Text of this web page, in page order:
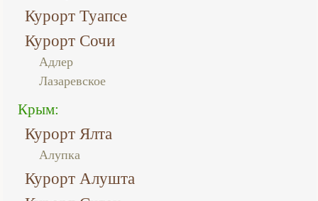
Курорт Туапсе
Курорт Сочи
Адлер
Лазаревское
Крым:
Курорт Ялта
Алупка
Курорт Алушта